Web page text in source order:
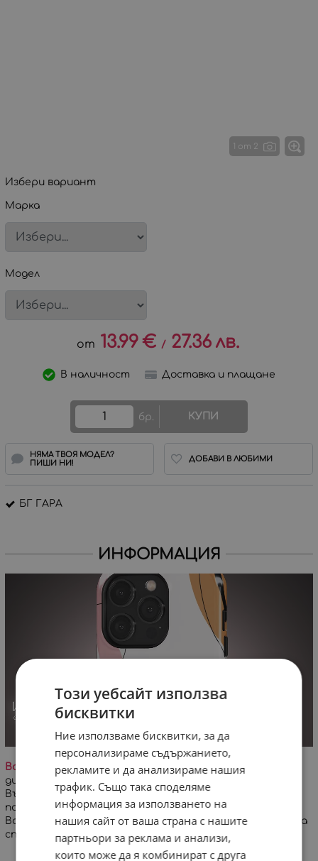
1 от 2
Избери вариант
Марка
Модел
13.99€ / 27.36 лв.
В наличност Доставка и плащане
бр. КУПИ
НЯМА ТВОЯ МОДЕЛ?
ПИШИ НИ!
ДОБАВИ В ЛЮБИМИ
БГ ГАРА
ИНФОРМАЦИЯ
Важно!
На заглавната снимка е визуализиран
дигитален проект на дизайна върху кейс за iPhone.
Възможна е минимална разлика в цветовете и
позиционирането на дизайна!
Всеки кейс се изработва специално за Вашата поръчка
спрямо избран модел телефон.
Този уебсайт използва
бисквитки
Ние използваме бисквитки, за да
персонализираме съдържанието,
рекламите и да анализираме нашия
трафик. Също така споделяме
информация за използването на
нашия сайт от ваша страна с нашите
партньори за реклама и анализи,
които може да я комбинират с друга